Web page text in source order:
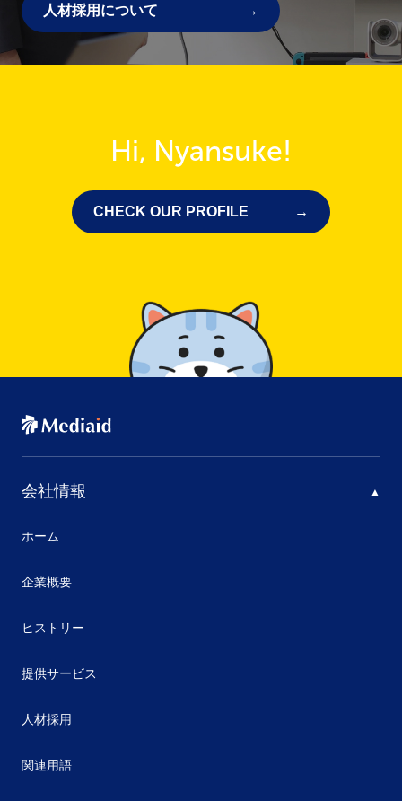
人材採用について
Hi, Nyansuke!
CHECK OUR PROFILE
会社情報
ホーム
企業概要
ヒストリー
提供サービス
人材採用
関連用語